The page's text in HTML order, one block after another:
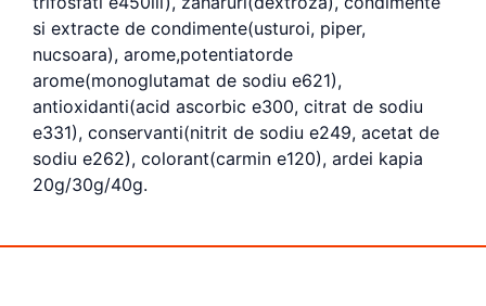
si extracte de condimente(usturoi, piper,
nucsoara), arome,potentiatorde
arome(monoglutamat de sodiu e621),
antioxidanti(acid ascorbic e300, citrat de sodiu
e331), conservanti(nitrit de sodiu e249, acetat de
sodiu e262), colorant(carmin e120), ardei kapia
20g/30g/40g.